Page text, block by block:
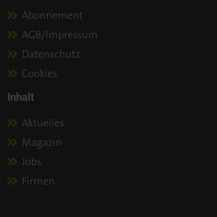
Abonnement
AGB/Impressum
Datenschutz
Cookies
Inhalt
Aktuelles
Magazin
Jobs
Firmen